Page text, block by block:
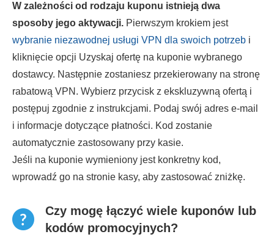
W zależności od rodzaju kuponu istnieją dwa
sposoby jego aktywacji. Pierwszym krokiem jest
wybranie niezawodnej usługi VPN dla swoich potrzeb i
kliknięcie opcji Uzyskaj ofertę na kuponie wybranego
dostawcy. Następnie zostaniesz przekierowany na stronę
rabatową VPN. Wybierz przycisk z ekskluzywną ofertą i
postępuj zgodnie z instrukcjami. Podaj swój adres e-mail
i informacje dotyczące płatności. Kod zostanie
automatycznie zastosowany przy kasie.
Jeśli na kuponie wymieniony jest konkretny kod,
wprowadź go na stronie kasy, aby zastosować zniżkę.
Czy mogę łączyć wiele kuponów lub
kodów promocyjnych?